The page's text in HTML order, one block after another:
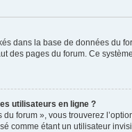
dans la base de données du
des pages du forum. Ce
utilisateurs en ligne ?
forum », vous trouverez
comme étant un utilisateur